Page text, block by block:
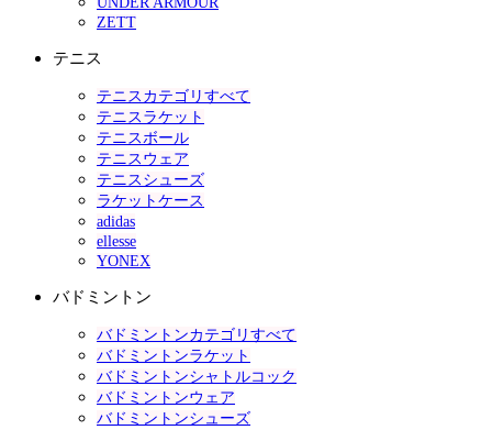
ZETT
テニス
テニスカテゴリすべて
テニスラケット
テニスボール
テニスウェア
テニスシューズ
ラケットケース
adidas
ellesse
YONEX
バドミントン
バドミントンカテゴリすべて
バドミントンラケット
バドミントンシャトルコック
バドミントンウェア
バドミントンシューズ